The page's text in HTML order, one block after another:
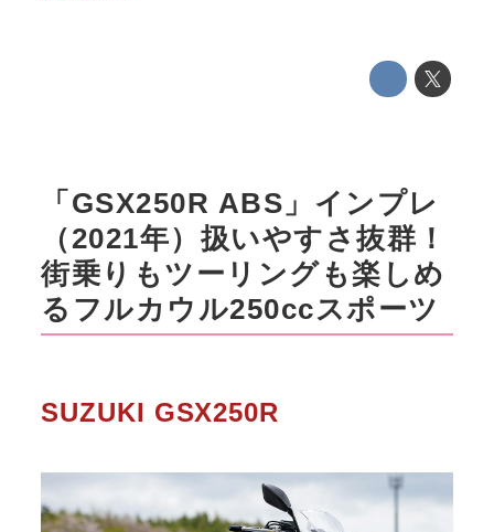
「GSX250R ABS」インプレ
（2021年）扱いやすさ抜群！
街乗りもツーリングも楽しめ
るフルカウル250ccスポーツ
SUZUKI GSX250R